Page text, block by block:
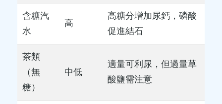
含糖汽
水
高
高糖分增加尿鈣，磷酸
促進結石
茶類
（無
糖）
中低
適量可利尿，但過量草
酸鹽需注意